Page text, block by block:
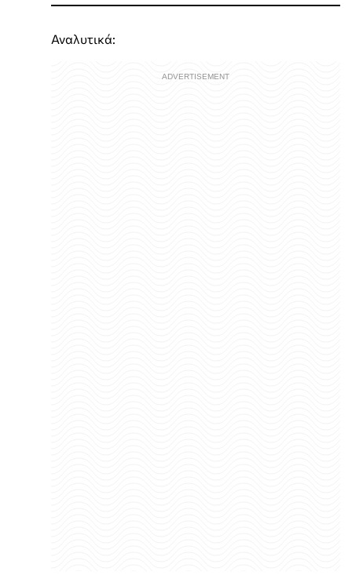
Αναλυτικά: